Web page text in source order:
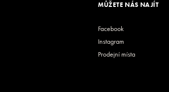
MŮŽETE NÁS NAJÍT
Facebook
Instagram
Prodejní místa